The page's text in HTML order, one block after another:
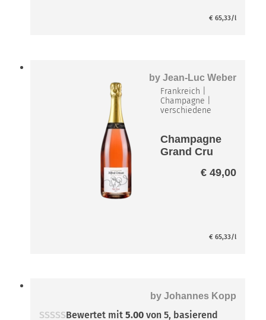
€ 65,33/l
by Jean-Luc Weber
Frankreich
Champagne
verschiedene
Champagne
Grand Cru
€49,00
€ 65,33/l
by Johannes Kopp
Bewertet mit5.00 von 5, basierend